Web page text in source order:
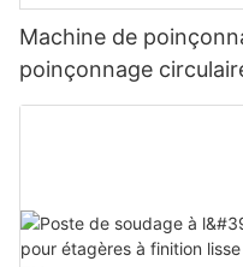
Machine de
poinçonnage